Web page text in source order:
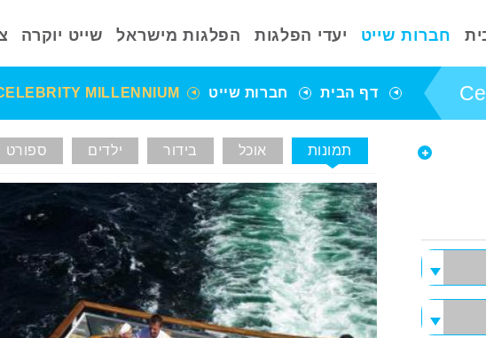
חברות שייט יעדי הפלגות הפלגות מישראל שייט יוקרה
דף הבית חברות שייט MILLENNIUM
ללחוץ
תמונות אוכל בידור ילדים ספורט